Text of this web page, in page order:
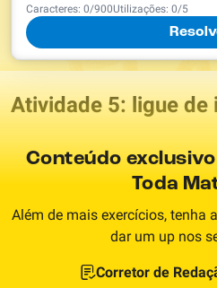
Caracteres: 0/900Utilizações: 0/5
Atividade 5: ligue de
Conteúdo
Toda
Além de mais exercícios, tenha
dar um up nos
Corretor de